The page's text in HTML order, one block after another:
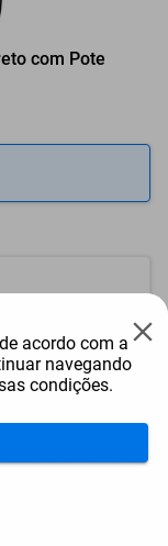
com Pote
Calcular frete
acordo com a
navegando
condições.